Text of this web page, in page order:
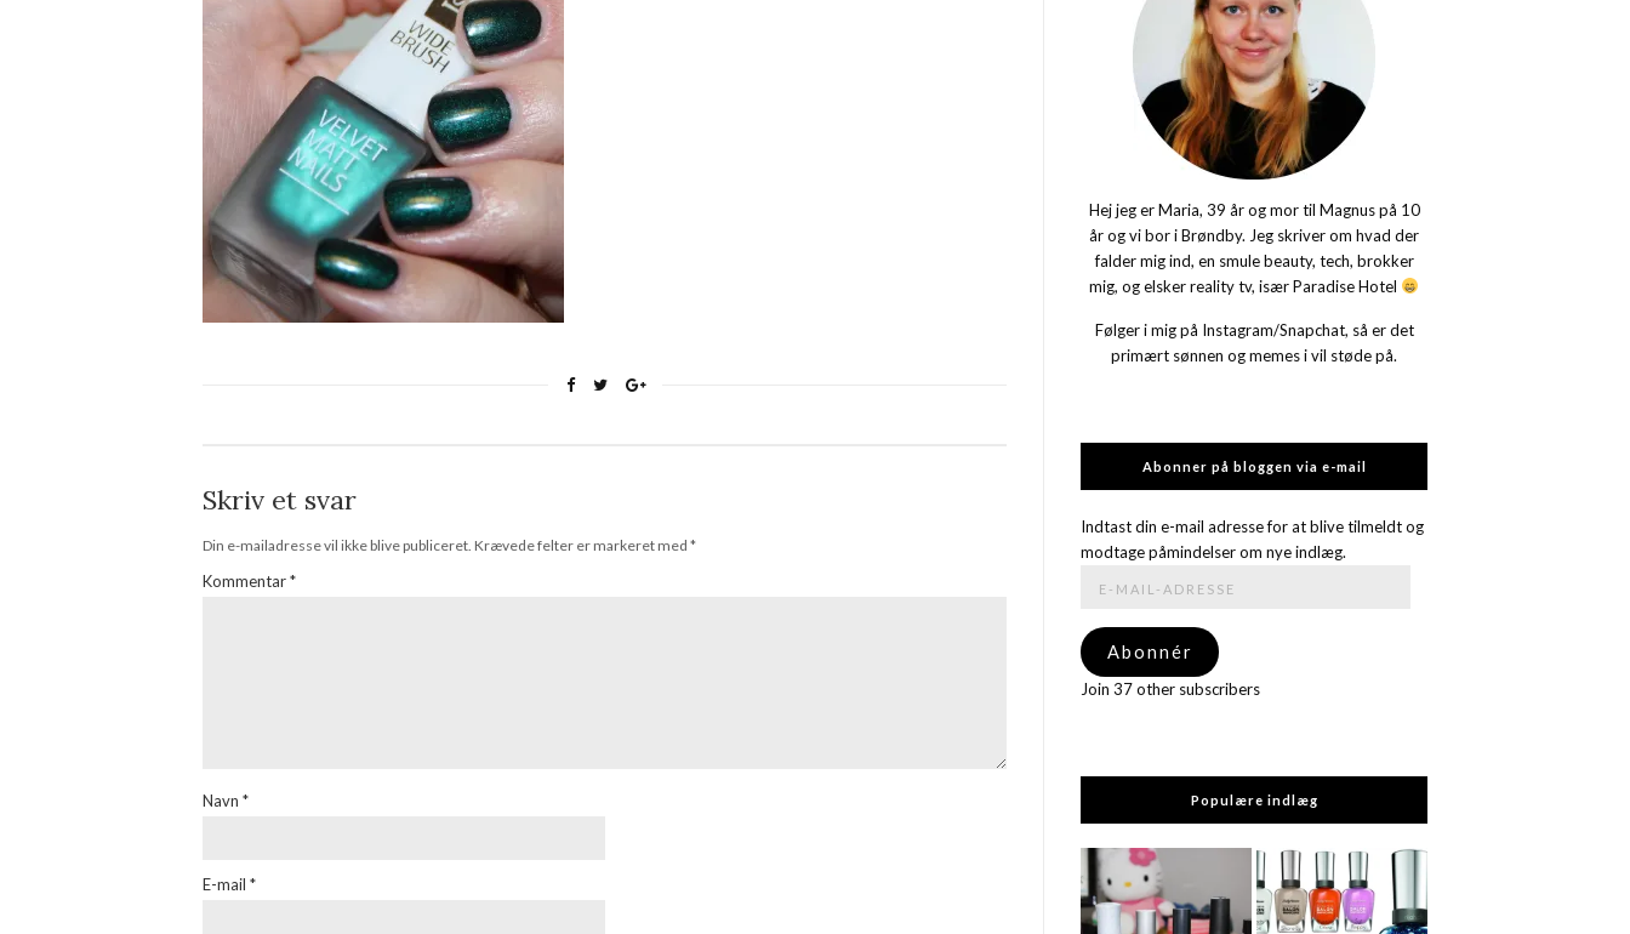
Skriv et svar
Din e-mailadresse vil ikke blive publiceret. Krævede felter er markeret med *
Kommentar*
Navn *
E-mail *
Hej jeg er Maria, 39 år og mor til Magnus på 10
år og vi bor i Brøndby. Jeg skriver om hvad der
falder mig ind, en smule beauty, tech, brokker
mig, og elsker reality tv, især Paradise Hotel
Følger i mig på Instagram/Snapchat, så er det
primært sønnen og memes i vil støde på.
Abonner på bloggen via e-mail
Indtast din e-mail adresse for at blive tilmeldt og
modtage påmindelser om nye indlæg.
adresse
Abonnér
Join 37 other subscribers
Populære indlæg